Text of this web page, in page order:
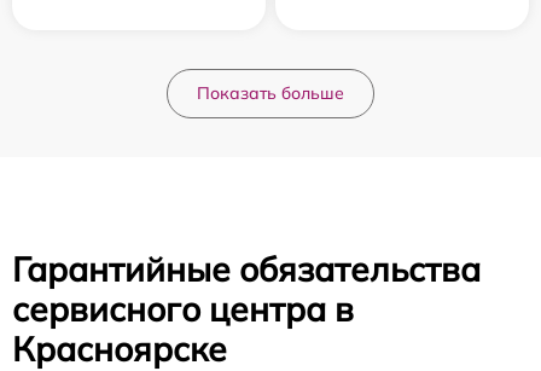
Показать больше
Гарантийные обязательства
сервисного центра в
Красноярске